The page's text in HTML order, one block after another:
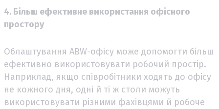
4. Більш ефективне використання офісного
простору
Облаштування ABW-офісу може допомогти більш
ефективно використовувати робочий простір.
Наприклад, якщо співробітники ходять до офісу
не кожного дня, одні й ті ж столи можуть
використовувати різними фахівцями й робоче